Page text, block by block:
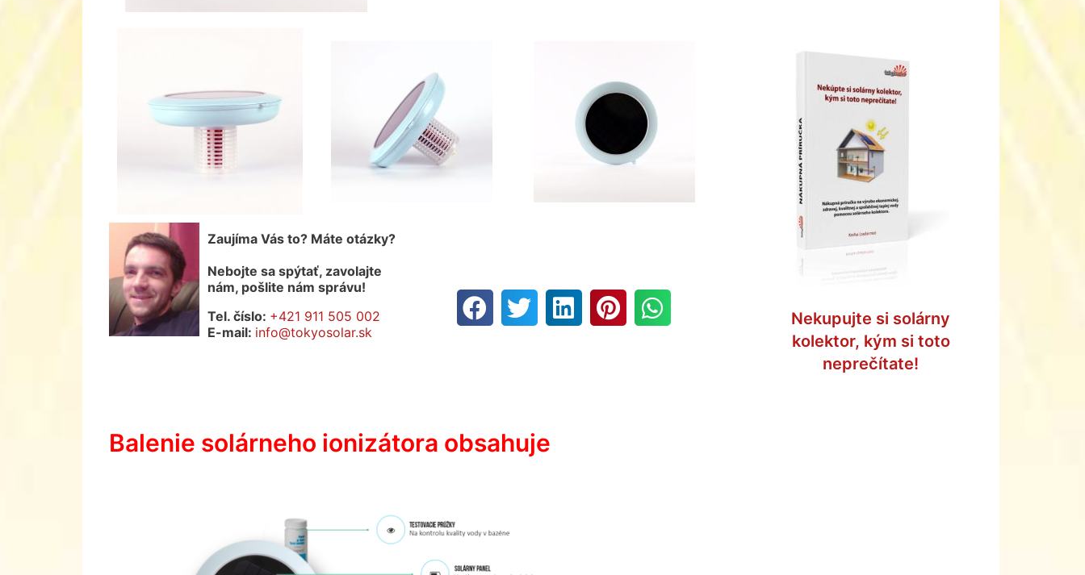
Zaujíma Vás to? Máte otázky?
Nebojte sa spýtať, zavolajte
nám, pošlite nám správu!
Tel. číslo: +421 911 505 002
E-mail: info@tokyosolar.sk
Balenie solárneho ionizátora obsahuje
Nekupujte si solárny
kolektor, kým si toto
neprečítate!